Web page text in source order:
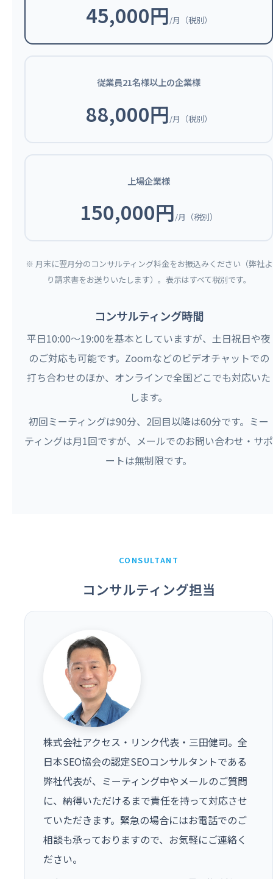
45,000円/月（税別）
従業員21名様以上の企業様
88,000円/月（税別）
上場企業様
150,000円/月（税別）
※ 月末に翌月分のコンサルティング料金をお振込みください（弊社よ
り請求書をお送りいたします）。表示はすべて税別です。
コンサルティング時間
平日10:00〜19:00を基本としていますが、土日祝日や夜
のご対応も可能です。Zoomなどのビデオチャットでの
打ち合わせのほか、オンラインで全国どこでも対応いた
します。
初回ミーティングは90分、2回目以降は60分です。ミー
ティングは月1回ですが、メールでのお問い合わせ・サポ
ートは無制限です。
CONSULTANT
コンサルティング担当
株式会社アクセス・リンク代表・三田健司。全
日本SEO協会の認定SEOコンサルタントである
弊社代表が、ミーティング中やメールのご質問
に、納得いただけるまで責任を持って対応させ
ていただきます。緊急の場合にはお電話でのご
相談も承っておりますので、お気軽にご連絡く
ださい。